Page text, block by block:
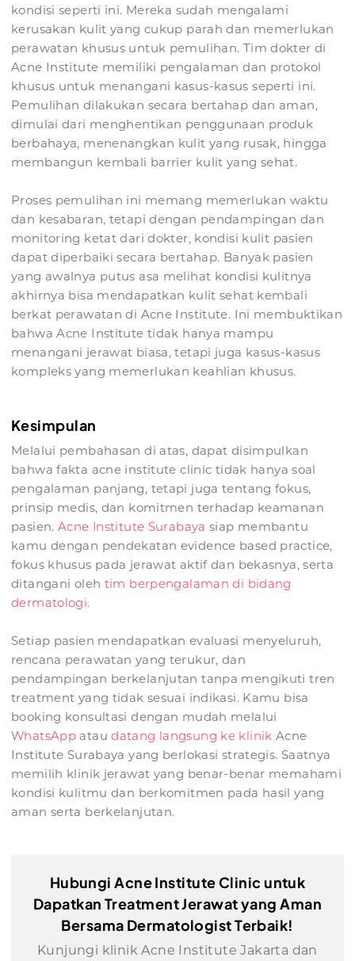
kondisi seperti ini. Mereka sudah mengalami
kerusakan kulit yang cukup parah dan memerlukan
perawatan khusus untuk pemulihan. Tim dokter di
Acne Institute memiliki pengalaman dan protokol
khusus untuk menangani kasus-kasus seperti ini.
Pemulihan dilakukan secara bertahap dan aman,
dimulai dari menghentikan penggunaan produk
berbahaya, menenangkan kulit yang rusak, hingga
membangun kembali barrier kulit yang sehat.
Proses pemulihan ini memang memerlukan waktu
dan kesabaran, tetapi dengan pendampingan dan
monitoring ketat dari dokter, kondisi kulit pasien
dapat diperbaiki secara bertahap. Banyak pasien
yang awalnya putus asa melihat kondisi kulitnya
akhirnya bisa mendapatkan kulit sehat kembali
berkat perawatan di Acne Institute. Ini membuktikan
bahwa Acne Institute tidak hanya mampu
menangani jerawat biasa, tetapi juga kasus-kasus
kompleks yang memerlukan keahlian khusus.
Kesimpulan
Melalui pembahasan di atas, dapat disimpulkan
bahwa fakta acne institute clinic tidak hanya soal
pengalaman panjang, tetapi juga tentang fokus,
prinsip medis, dan komitmen terhadap keamanan
pasien. Acne Institute Surabaya siap membantu
kamu dengan pendekatan evidence based practice,
fokus khusus pada jerawat aktif dan bekasnya, serta
ditangani oleh tim berpengalaman di bidang
dermatologi.
Setiap pasien mendapatkan evaluasi menyeluruh,
rencana perawatan yang terukur, dan
pendampingan berkelanjutan tanpa mengikuti tren
treatment yang tidak sesuai indikasi. Kamu bisa
booking konsultasi dengan mudah melalui
WhatsApp ataudatang langsung ke klinik Acne
Institute Surabaya yang berlokasi strategis. Saatnya
memilih klinik jerawat yang benar-benar memahami
kondisi kulitmu dan berkomitmen pada hasil yang
aman serta berkelanjutan.
Hubungi Acne Institute Clinic untuk
Dapatkan Treatment Jerawat yang Aman
Bersama Dermatologist Terbaik!
Kunjungi klinik Acne Institute Jakarta dan